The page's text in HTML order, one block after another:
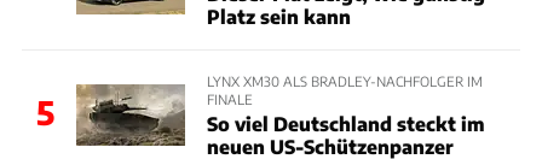
Platz sein kann
5
LYNX XM30 ALS BRADLEY-NACHFOLGER IM
FINALE
So viel Deutschland steckt im
neuen US-Schützenpanzer